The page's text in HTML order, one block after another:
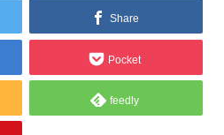
Share
Pocket
feedly